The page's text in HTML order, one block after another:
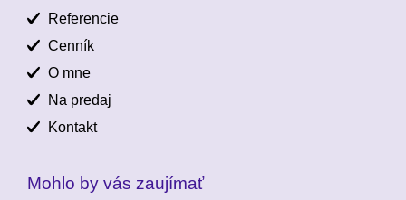
Referencie
Cenník
O mne
Na predaj
Kontakt
Mohlo by vás zaujímať